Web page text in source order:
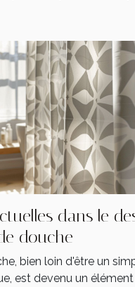
dans le
douche
bien loin d'être un
est devenu un élément